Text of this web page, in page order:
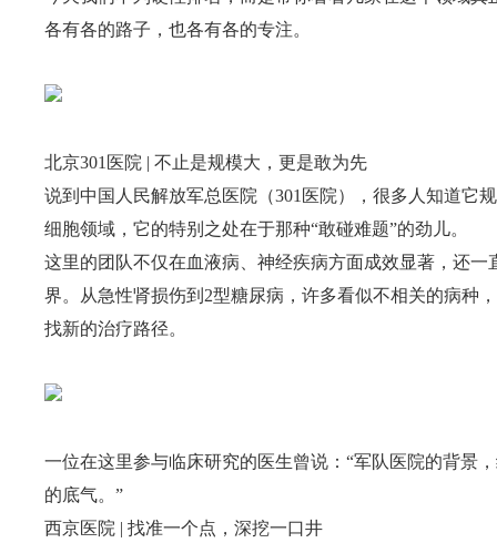
各有各的路子，也各有各的专注。
北京301医院 | 不止是规模大，更是敢为先
说到中国人民解放军总医院（301医院），很多人知道它
细胞领域，它的特别之处在于那种“敢碰难题”的劲儿。
这里的团队不仅在血液病、神经疾病方面成效显著，还一
界。从急性肾损伤到2型糖尿病，许多看似不相关的病种
找新的治疗路径。
一位在这里参与临床研究的医生曾说：“军队医院的背景
的底气。”
西京医院 | 找准一个点，深挖一口井